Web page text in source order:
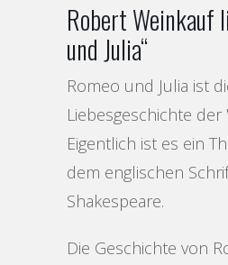
Robert Weinkauf
und Julia“
Romeo und Julia ist
Liebesgeschichte der
Eigentlich ist es ein
dem englischen
Shakespeare.
Die Geschichte von